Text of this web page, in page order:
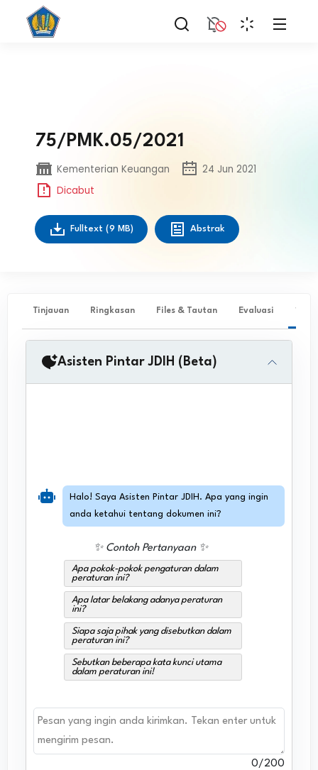
75/PMK.05/2021
Kementerian Keuangan
24 Jun 2021
Dicabut
Fulltext (9 MB) Abstrak
Tinjauan Ringkasan Files & Tautan Evaluasi ✨
Asisten Pintar JDIH (Beta)
✨ Contoh Pertanyaan ✨
Apa pokok-pokok pengaturan dalam
peraturan ini?
Apa latar belakang adanya peraturan
ini?
Siapa saja pihak yang disebutkan dalam
peraturan ini?
Sebutkan beberapa kata kunci utama
dalam peraturan ini!
Halo! Saya Asisten Pintar JDIH. Apa yang ingin
anda ketahui tentang dokumen ini?
0/200